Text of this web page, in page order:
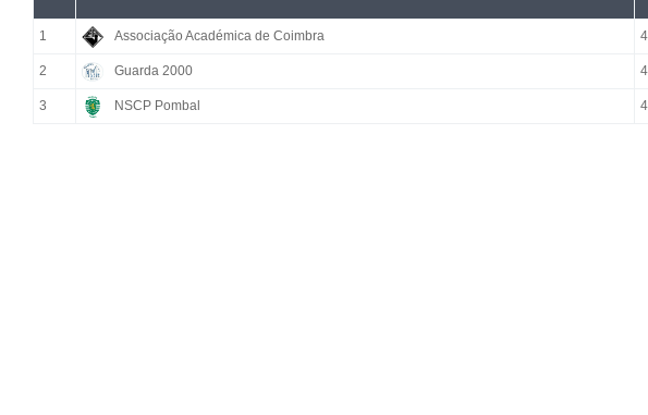
1 Associação Académica de Coimbra 4
2 Guarda 2000 4
3 NSCP Pombal 4